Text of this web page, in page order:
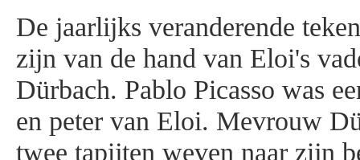
De jaarlijks veranderende
zijn van de hand van Eloi's
Dürbach. Pablo Picasso was
en peter van Eloi. Mevrouw
twee tapijten weven naar zijn